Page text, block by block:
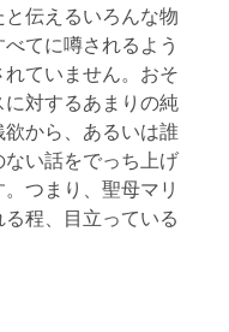
伝えるいろんな物
てに噂されるよう
ていません。おそ
対するあまりの純
から、あるいは誰
い話をでっち上げ
つまり、聖母マリ
程、目立っている